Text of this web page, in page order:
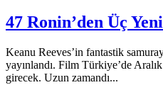
47 Ronin’den Üç
Keanu Reeves’in fantastik
yayınlandı. Film Türkiye’de
girecek. Uzun zamandı...